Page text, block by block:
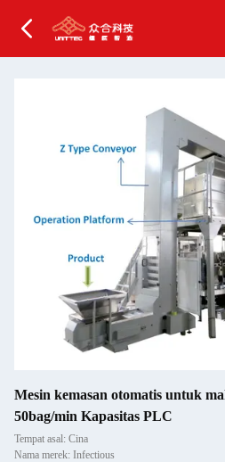
Mesin kemasan otomatis untuk
50bag/min Kapasitas PLC
Tempat asal: Cina
Nama merek: Infectious